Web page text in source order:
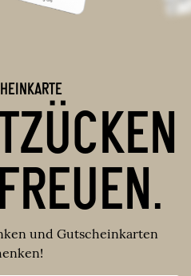
und Gutscheinkarten